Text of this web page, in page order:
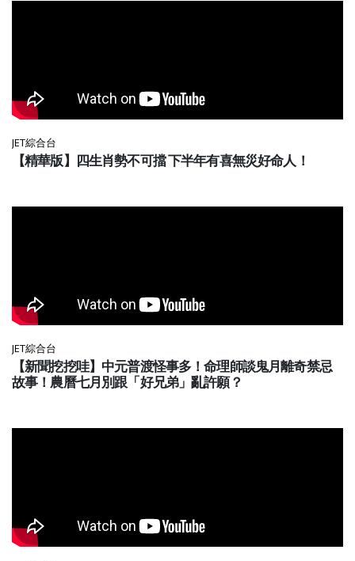
JET綜合台
【精華版】四生肖勢不可擋 下半年有喜無災好命人！
JET綜合台
【新聞挖挖哇】中元普渡怪事多！命理師談鬼月離奇禁忌
故事！農曆七月別跟「好兄弟」亂許願？